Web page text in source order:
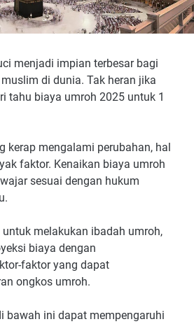
menjadi impian terbesar bagi
di dunia. Tak heran jika
tahu biaya umroh 2025 untuk 1
kerap mengalami perubahan, hal
faktor. Kenaikan biaya umroh
sesuai dengan hukum
melakukan ibadah umroh,
biaya dengan
faktor yang dapat
ongkos umroh.
bawah ini dapat mempengaruhi